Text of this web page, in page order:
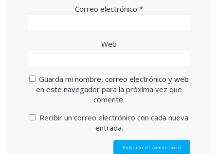
Correo electrónico *
Web
Guarda mi nombre, correo electrónico y web
en este navegador para la próxima vez que
comente.
Recibir un correo electrónico con cada nueva
entrada.